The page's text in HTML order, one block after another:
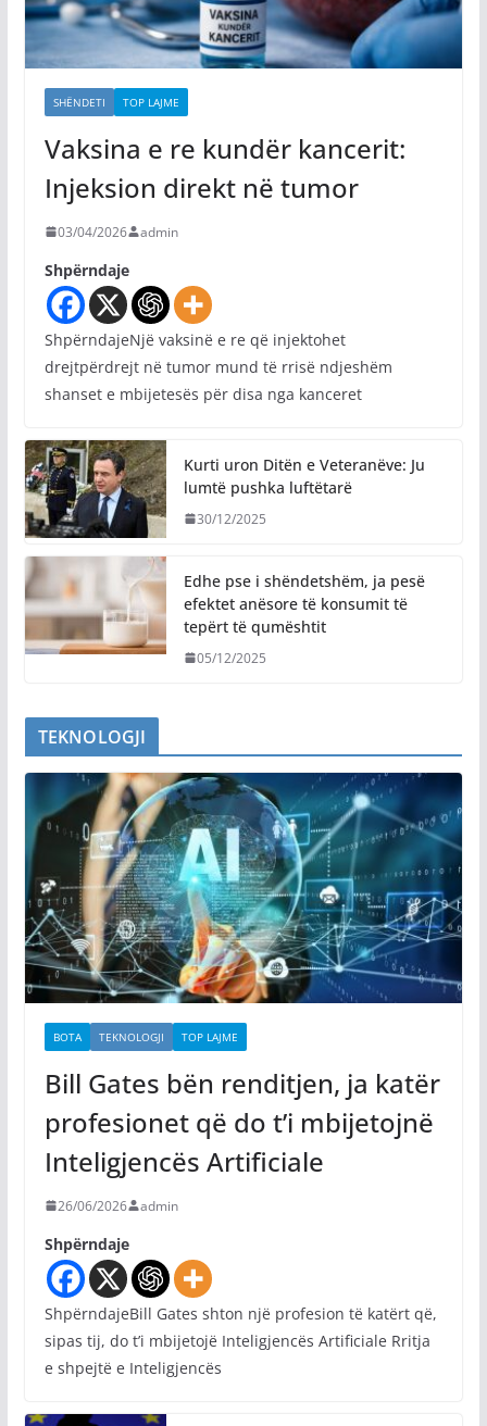
SHËNDETI TOP LAJME
Vaksina e re kundër kancerit:
Injeksion direkt në tumor
03/04/2026 admin
Shpërndaje
ShpërndajeNjë vaksinë e re që injektohet
drejtpërdrejt në tumor mund të rrisë ndjeshëm
shanset e mbijetesës për disa nga kanceret
Kurti uron Ditën e Veteranëve: Ju
lumtë pushka luftëtarë
30/12/2025
Edhe pse i shëndetshëm, ja pesë
efektet anësore të konsumit të
tepërt të qumështit
05/12/2025
TEKNOLOGJI
BOTA TEKNOLOGJI TOP LAJME
Bill Gates bën renditjen, ja katër
profesionet që do t’i mbijetojnë
Inteligjencës Artificiale
26/06/2026 admin
Shpërndaje
ShpërndajeBill Gates shton një profesion të katërt që,
sipas tij, do t’i mbijetojë Inteligjencës Artificiale Rritja
e shpejtë e Inteligjencës